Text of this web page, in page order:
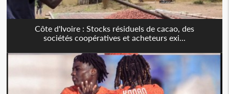
Côte d'Ivoire : Stocks résiduels de cacao, des
sociétés coopératives et acheteurs exi...